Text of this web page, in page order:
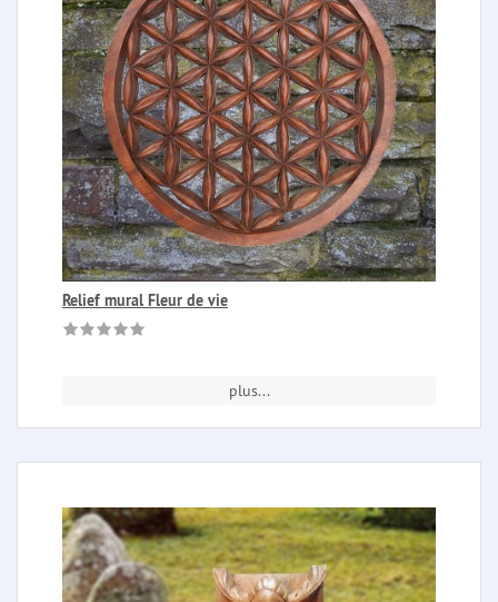
Relief mural Fleur de vie
plus...